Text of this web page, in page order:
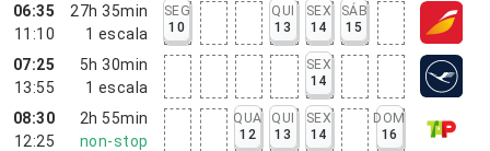
06:35
11:10
27h 35min
1 escala
SEG
10
QUI
13
SEX
14
SÁB
15
07:25
13:55
5h 30min
1 escala
SEX
14
08:30
12:25
2h 55min
non-stop
QUA
12
QUI
13
SEX
14
DOM
16